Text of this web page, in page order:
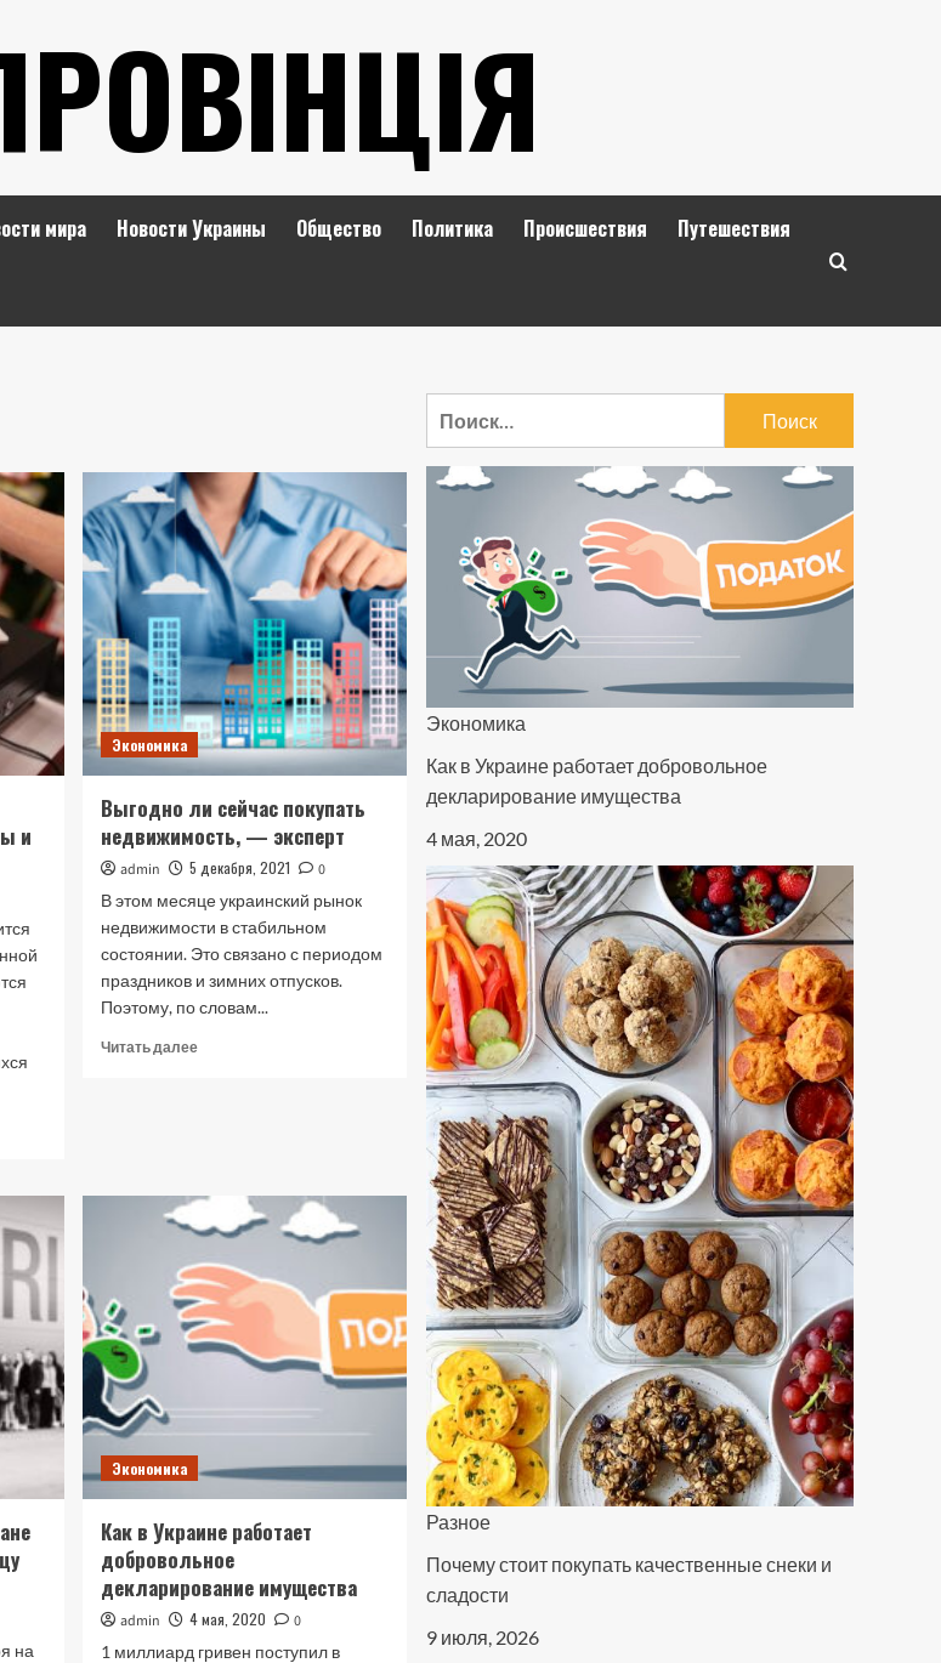
мира Новости Украины Общество Политика Происшествия Путешествия
и
Экономика
Выгодно ли сейчас покупать
недвижимость, — эксперт
admin 5 декабря, 2021
0
В этом месяце украинский рынок
недвижимости в стабильном
состоянии. Это связано с периодом
праздников и зимних отпусков.
Поэтому, по словам...
Читать далееПрочитать
недвижимость,
—
на
Экономика
Как в Украине работает
добровольное
декларирование имущества
admin 4 мая, 2020
0
1 миллиард гривен поступил в
Экономика
Как в Украине работает добровольное
декларирование имущества
4 мая, 2020
Разное
Почему стоит покупать качественные снеки и
сладости
9 июля, 2026